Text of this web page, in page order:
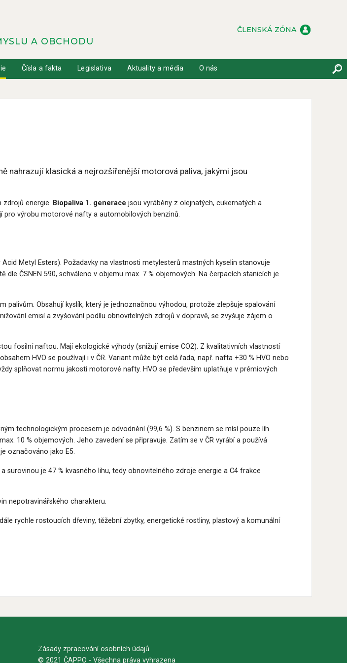
A OBCHODU
ČLENSKÁ ZÓNA
Čísla a fakta Legislativa Aktuality a média O nás
nahrazují klasická a nejrozšířenější motorová paliva, jakými jsou
zdrojů energie. Biopaliva 1. generace jsou vyráběny z olejnatých, cukernatých a
pro výrobu motorové nafty a automobilových benzinů.
Acid Metyl Esters). Požadavky na vlastnosti metylesterů mastných kyselin stanovuje
dle ČSNEN 590, schváleno v objemu max. 7 % objemových. Na čerpacích stanicích je
Obsahují kyslík, který je jednoznačnou výhodou, protože zlepšuje spalování
emisí a zvyšování podílu obnovitelných zdrojů v dopravě, se zvyšuje zájem o
fosilní naftou. Mají ekologické výhody (snižují emise CO2). Z kvalitativních vlastností
HVO se používají i v ČR. Variant může být celá řada, např. nafta +30 % HVO nebo
splňovat normu jakosti motorové nafty. HVO se především uplatňuje v prémiových
technologickým procesem je odvodnění (99,6 %). S benzinem se mísí pouze líh
10 % objemových. Jeho zavedení se připravuje. Zatím se v ČR vyrábí a používá
označováno jako E5.
je 47 % kvasného lihu, tedy obnovitelného zdroje energie a C4 frakce
nepotravinářského charakteru.
rychle rostoucích dřeviny, těžební zbytky, energetické rostliny, plastový a komunální
Zásady zpracování osobních údajů
© 2021 ČAPPO - Všechna práva vyhrazena